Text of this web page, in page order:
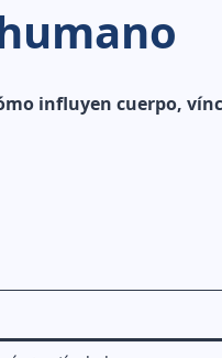
influyen cuerpo,